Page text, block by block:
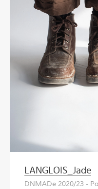
LANGLOIS_Jade
DNMADe 2020/23 -